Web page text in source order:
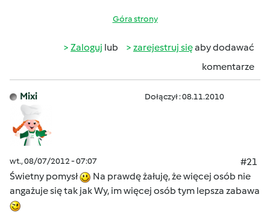
Góra strony
Zaloguj lub zarejestruj sięaby dodawać
komentarze
Mixi Dołączył : 08.11.2010
wt., 08/07/2012 - 07:07
#21
Świetny pomysł
Na prawdę żałuję, że więcej osób nie
angażuje się tak jak Wy, im więcej osób tym lepsza zabawa